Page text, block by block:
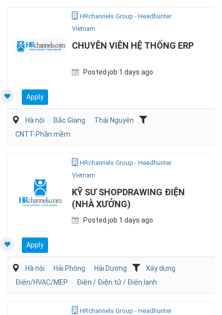
HRchannels Group - Headhunter
Vietnam
CHUYÊN VIÊN HỆ THỐNG ERP
Posted job 1 days ago
Apply
Hà nội Bắc Giang
Thái Nguyên
CNTT-Phần mềm
HRchannels Group - Headhunter
Vietnam
KỸ SƯ SHOPDRAWING ĐIỆN
(NHÀ XƯỞNG)
Posted job 1 days ago
Apply
Hà nội Hải Phòng Hải Dương
Xây dựng
Điện/HVAC/MEP
Điện / Điện tử / Điện lạnh
HRchannels Group - Headhunter